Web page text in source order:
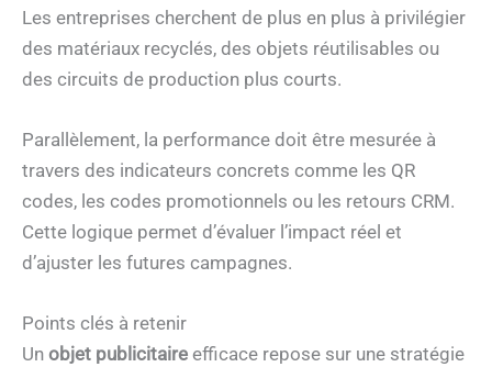
Les entreprises cherchent de plus en plus à privilégier
des matériaux recyclés, des objets réutilisables ou
des circuits de production plus courts.
Parallèlement, la performance doit être mesurée à
travers des indicateurs concrets comme les QR
codes, les codes promotionnels ou les retours CRM.
Cette logique permet d’évaluer l’impact réel et
d’ajuster les futures campagnes.
Points clés à retenir
Un objet publicitaire efficace repose sur une stratégie